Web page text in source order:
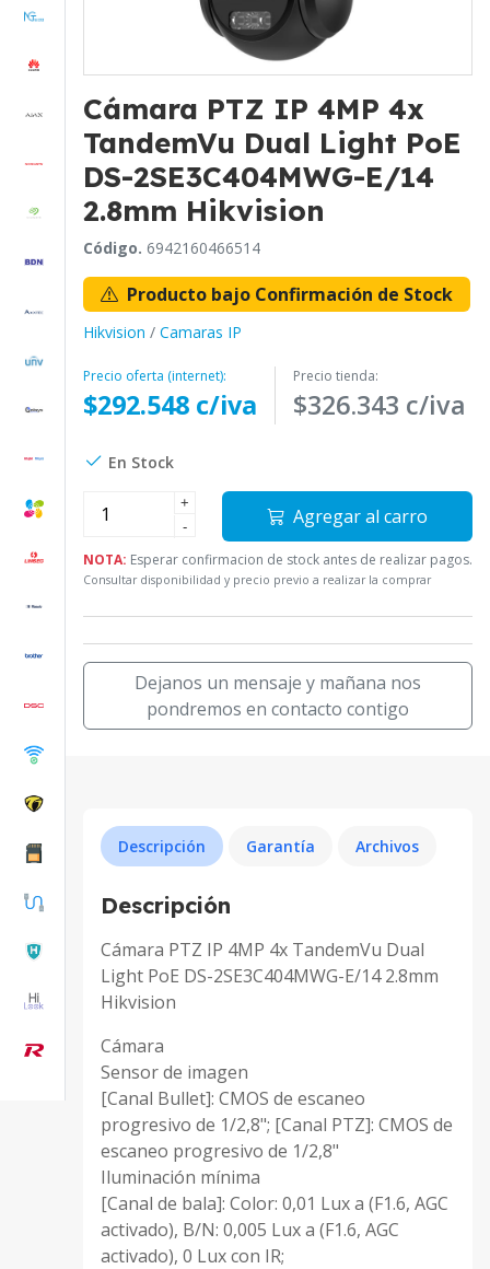
Cámara PTZ IP 4MP 4x
TandemVu Dual Light PoE
DS-2SE3C404MWG-E/14
2.8mm Hikvision
Código. 6942160466514
Producto bajo Confirmación de Stock
Hikvision / Camaras IP
Precio oferta (internet):
$292.548 c/iva
Precio tienda:
$326.343 c/iva
En Stock
+
-
Agregar al carro
NOTA: Esperar confirmacion de stock antes de realizar pagos.
Consultar disponibilidad y precio previo a realizar la comprar
Dejanos un mensaje y mañana nos
pondremos en contacto contigo
Descripción Garantía Archivos
Descripción
Cámara PTZ IP 4MP 4x TandemVu Dual
Light PoE DS-2SE3C404MWG-E/14 2.8mm
Hikvision
Cámara
Sensor de imagen
[Canal Bullet]: CMOS de escaneo
progresivo de 1/2,8"; [Canal PTZ]: CMOS de
escaneo progresivo de 1/2,8"
Iluminación mínima
[Canal de bala]: Color: 0,01 Lux a (F1.6, AGC
activado), B/N: 0,005 Lux a (F1.6, AGC
activado), 0 Lux con IR;